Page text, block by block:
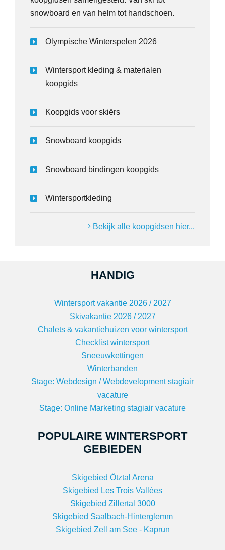
snowboard en van helm tot handschoen.
Olympische Winterspelen 2026
Wintersport kleding & materialen
koopgids
Koopgids voor skiërs
Snowboard koopgids
Snowboard bindingen koopgids
Wintersportkleding
Bekijk alle koopgidsen hier...
HANDIG
Wintersport vakantie 2026 / 2027
Skivakantie 2026 / 2027
Chalets & vakantiehuizen voor wintersport
Checklist wintersport
Sneeuwkettingen
Winterbanden
Stage: Webdesign / Webdevelopment stagiair
vacature
Stage: Online Marketing stagiair vacature
POPULAIRE WINTERSPORT
GEBIEDEN
Skigebied Ötztal Arena
Skigebied Les Trois Vallées
Skigebied Zillertal 3000
Skigebied Saalbach-Hinterglemm
Skigebied Zell am See - Kaprun